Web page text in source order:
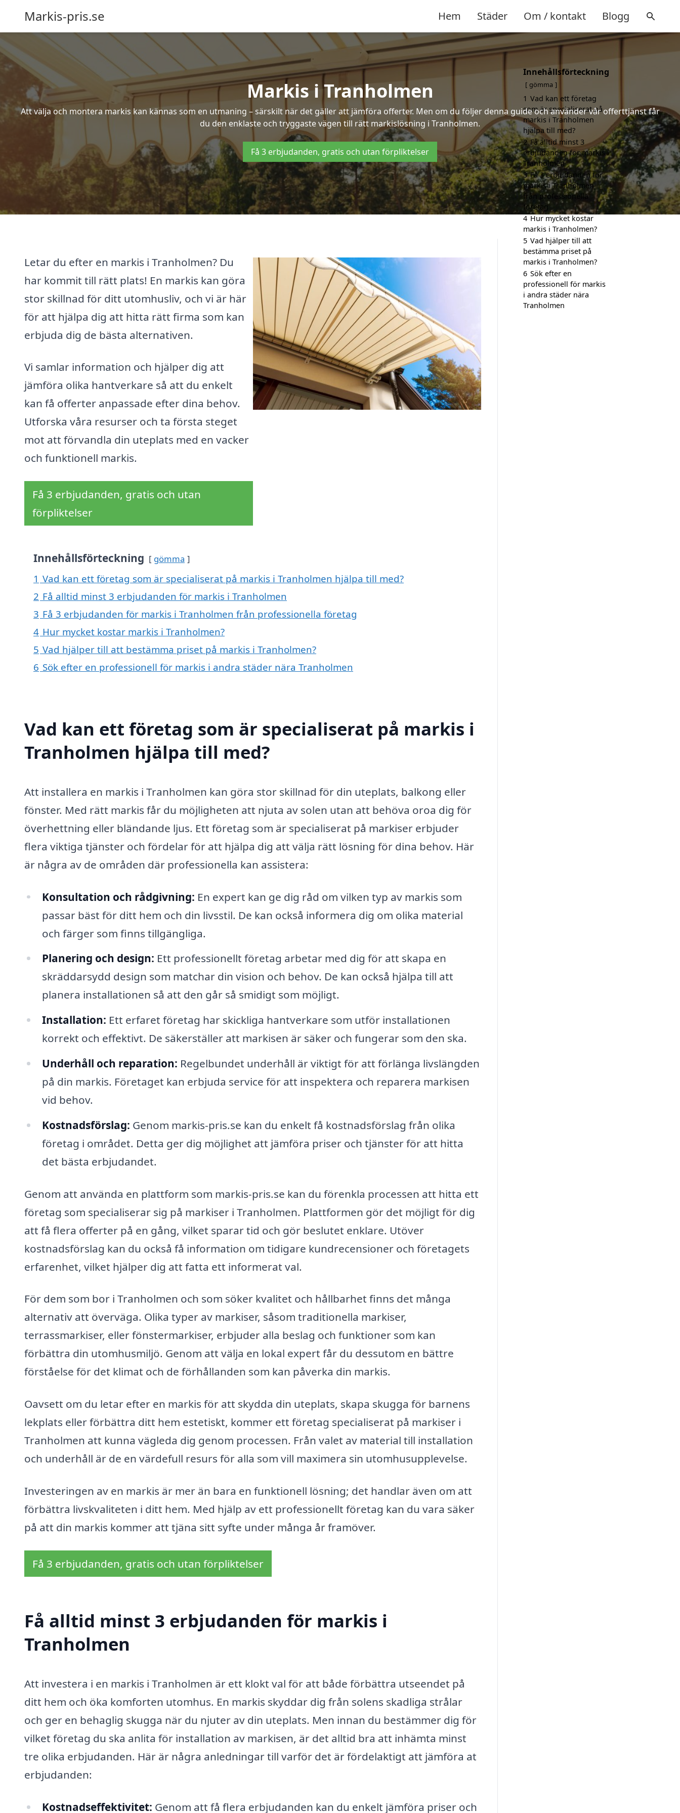
Markis-pris.se Hem Städer Om / kontakt Blogg
Markis i Tranholmen
Att välja och montera markis kan kännas som en utmaning – särskilt när det gäller att jämföra offerter. Men om du följer denna guide och använder vår offerttjänst får
du den enklaste och tryggaste vägen till rätt markislösning i Tranholmen.
Få 3 erbjudanden, gratis och utan förpliktelser
Letar du efter en markis i Tranholmen? Du
har kommit till rätt plats! En markis kan göra
stor skillnad för ditt utomhusliv, och vi är här
för att hjälpa dig att hitta rätt firma som kan
erbjuda dig de bästa alternativen.
Vi samlar information och hjälper dig att
jämföra olika hantverkare så att du enkelt
kan få offerter anpassade efter dina behov.
Utforska våra resurser och ta första steget
mot att förvandla din uteplats med en vacker
och funktionell markis.
Få 3 erbjudanden, gratis och utan
förpliktelser
Innehållsförteckning gömma
1 Vad kan ett företag som är specialiserat på markis i Tranholmen hjälpa till med?
2 Få alltid minst 3 erbjudanden för markis i Tranholmen
3 Få 3 erbjudanden för markis i Tranholmen från professionella företag
4 Hur mycket kostar markis i Tranholmen?
5 Vad hjälper till att bestämma priset på markis i Tranholmen?
6 Sök efter en professionell för markis i andra städer nära Tranholmen
Vad kan ett företag som är specialiserat på markis i
Tranholmen hjälpa till med?
Att installera en markis i Tranholmen kan göra stor skillnad för din uteplats, balkong eller
fönster. Med rätt markis får du möjligheten att njuta av solen utan att behöva oroa dig för
överhettning eller bländande ljus. Ett företag som är specialiserat på markiser erbjuder
flera viktiga tjänster och fördelar för att hjälpa dig att välja rätt lösning för dina behov. Här
är några av de områden där professionella kan assistera:
Konsultation och rådgivning: En expert kan ge dig råd om vilken typ av markis som
passar bäst för ditt hem och din livsstil. De kan också informera dig om olika material
och färger som finns tillgängliga.
Planering och design: Ett professionellt företag arbetar med dig för att skapa en
skräddarsydd design som matchar din vision och behov. De kan också hjälpa till att
planera installationen så att den går så smidigt som möjligt.
Installation: Ett erfaret företag har skickliga hantverkare som utför installationen
korrekt och effektivt. De säkerställer att markisen är säker och fungerar som den ska.
Underhåll och reparation: Regelbundet underhåll är viktigt för att förlänga livslängden
på din markis. Företaget kan erbjuda service för att inspektera och reparera markisen
vid behov.
Kostnadsförslag: Genom markis-pris.se kan du enkelt få kostnadsförslag från olika
företag i området. Detta ger dig möjlighet att jämföra priser och tjänster för att hitta
det bästa erbjudandet.
Genom att använda en plattform som markis-pris.se kan du förenkla processen att hitta ett
företag som specialiserar sig på markiser i Tranholmen. Plattformen gör det möjligt för dig
att få flera offerter på en gång, vilket sparar tid och gör beslutet enklare. Utöver
kostnadsförslag kan du också få information om tidigare kundrecensioner och företagets
erfarenhet, vilket hjälper dig att fatta ett informerat val.
För dem som bor i Tranholmen och som söker kvalitet och hållbarhet finns det många
alternativ att överväga. Olika typer av markiser, såsom traditionella markiser,
terrassmarkiser, eller fönstermarkiser, erbjuder alla beslag och funktioner som kan
förbättra din utomhusmiljö. Genom att välja en lokal expert får du dessutom en bättre
förståelse för det klimat och de förhållanden som kan påverka din markis.
Oavsett om du letar efter en markis för att skydda din uteplats, skapa skugga för barnens
lekplats eller förbättra ditt hem estetiskt, kommer ett företag specialiserat på markiser i
Tranholmen att kunna vägleda dig genom processen. Från valet av material till installation
och underhåll är de en värdefull resurs för alla som vill maximera sin utomhusupplevelse.
Investeringen av en markis är mer än bara en funktionell lösning; det handlar även om att
förbättra livskvaliteten i ditt hem. Med hjälp av ett professionellt företag kan du vara säker
på att din markis kommer att tjäna sitt syfte under många år framöver.
Få 3 erbjudanden, gratis och utan förpliktelser
Få alltid minst 3 erbjudanden för markis i
Tranholmen
Att investera i en markis i Tranholmen är ett klokt val för att både förbättra utseendet på
ditt hem och öka komforten utomhus. En markis skyddar dig från solens skadliga strålar
och ger en behaglig skugga när du njuter av din uteplats. Men innan du bestämmer dig för
vilket företag du ska anlita för installation av markisen, är det alltid bra att inhämtа minst
tre olika erbjudanden. Här är några anledningar till varför det är fördelaktigt att jämföra at
erbjudanden:
Kostnadseffektivitet: Genom att få flera erbjudanden kan du enkelt jämföra priser och
Innehållsförteckning
gömma
1 Vad kan ett företag
som är specialiserat på
markis i Tranholmen
hjälpa till med?
2 Få alltid minst 3
erbjudanden för markis i
Tranholmen
3 Få 3 erbjudanden för
markis i Tranholmen
från professionella
företag
4 Hur mycket kostar
markis i Tranholmen?
5 Vad hjälper till att
bestämma priset på
markis i Tranholmen?
6 Sök efter en
professionell för markis
i andra städer nära
Tranholmen